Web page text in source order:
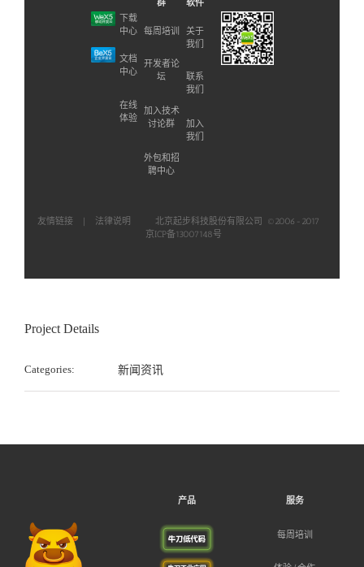
资
修
班”
通
知
闻
资
下载
中心
文档
中心
在线
体验
群
每周培训
开发者论
坛
加入技术
讨论群
外包和招
聘中心
软件
关于
我们
联系
我们
加入
我们
友情链接 | 法律说明
北京起步科技股份有限公司 ©2006-2017
京ICP备13007148号
Project Details
Categories: 新闻资讯
产品 服务
每周培训